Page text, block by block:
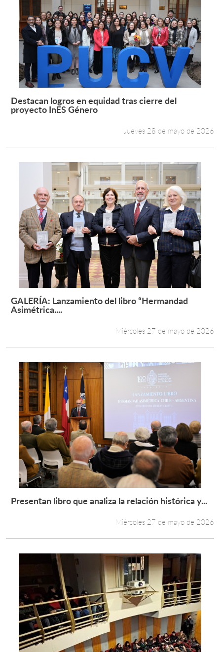
Leer más +
Destacan logros en equidad tras cierre del
proyecto InES Género
Jueves 28 de mayo de 2026
Leer más +
GALERÍA: Lanzamiento del libro “Hermandad
Asimétrica....
Miércoles 27 de mayo de 2026
Leer más +
Presentan libro que analiza la relación histórica y...
Miércoles 27 de mayo de 2026